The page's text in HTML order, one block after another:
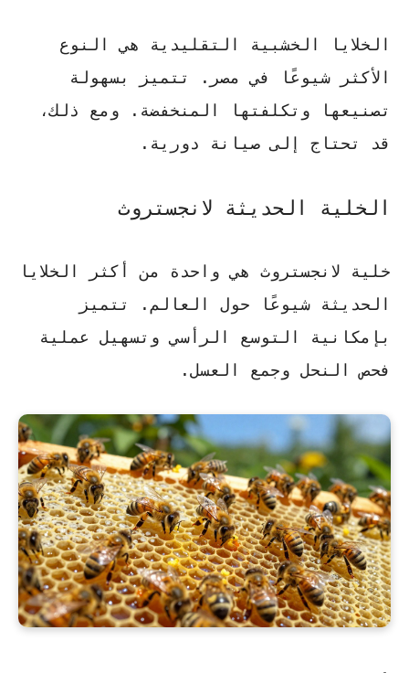
الخلايا الخشبية التقليدية هي النوع
الأكثر شيوعًا في مصر. تتميز بسهولة
تصنيعها وتكلفتها المنخفضة. ومع ذلك،
قد تحتاج إلى صيانة دورية.
الخلية الحديثة لانجستروث
خلية لانجستروث هي واحدة من أكثر الخلايا
الحديثة شيوعًا حول العالم. تتميز
بإمكانية التوسع الرأسي وتسهيل عملية
فحص النحل وجمع العسل.